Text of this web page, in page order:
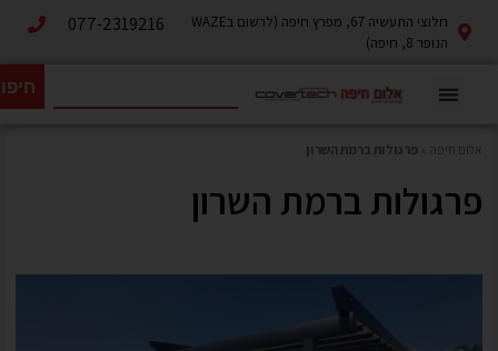
חלוצי התעשיה 67, מפרץ חיפה (לרשום בWAZE
הנופר 8, חיפה)
077-2319216
אלום חיפה פרגולות ברמת השרון
פרגולות ברמת השרון